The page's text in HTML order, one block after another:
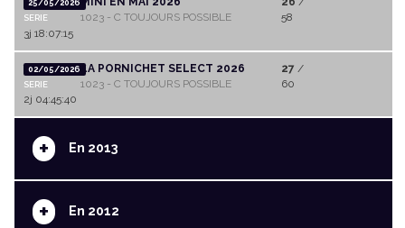
25/05/2026
SERIE
1023 - C TOUJOURS POSSIBLE
58
3j 18:07:15
02/05/2026
SERIE
LA PORNICHET SELECT 2026
1023 - C TOUJOURS POSSIBLE
27 /
60
2j 04:45:40
+ En 2013
+ En 2012